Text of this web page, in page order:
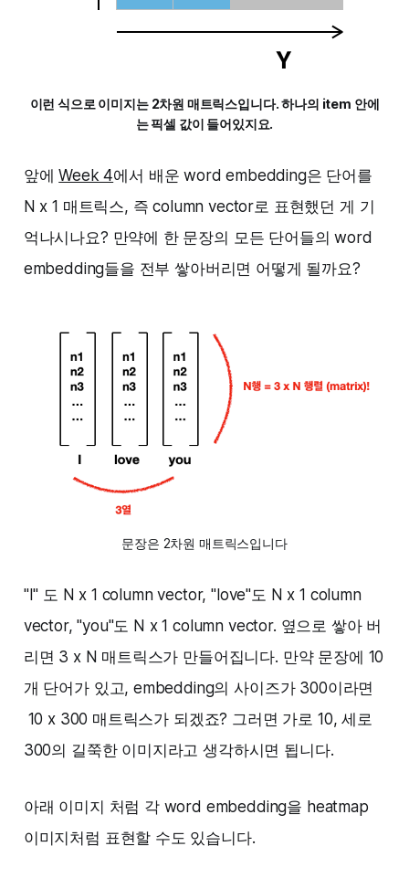
이런 식으로 이미지는 2차원 매트릭스입니다. 하나의 item 안에
는 픽셀 값이 들어있지요.
앞에Week 4에서 배운 word embedding은 단어를
N x 1 매트릭스, 즉 column vector로 표현했던 게 기
억나시나요? 만약에 한 문장의 모든 단어들의 word
embedding들을 전부 쌓아버리면 어떻게 될까요?
문장은 2차원 매트릭스입니다
"I" 도 N x 1 column vector, "love"도 N x 1 column
vector, "you"도 N x 1 column vector. 옆으로 쌓아 버
리면 3 x N 매트릭스가 만들어집니다. 만약 문장에 10
개 단어가 있고, embedding의 사이즈가 300이라면
10 x 300 매트릭스가 되겠죠? 그러면 가로 10, 세로
300의 길쭉한 이미지라고 생각하시면 됩니다.
아래 이미지 처럼 각 word embedding을 heatmap
이미지처럼 표현할 수도 있습니다.